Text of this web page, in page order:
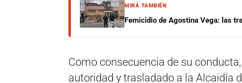
MIRÁ TAMBIÉN
Femicidio de Agostina Vega: las
Como consecuencia de su
autoridad y trasladado a la Alcaidía